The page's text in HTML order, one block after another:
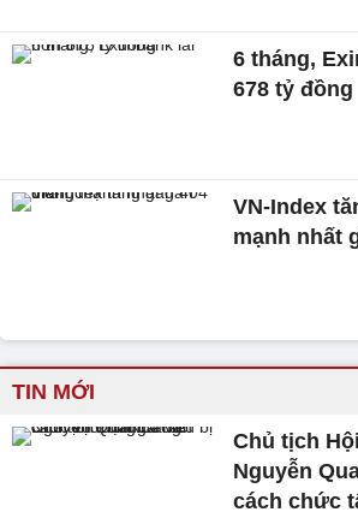
6 tháng,
678 tỷ đồng
VN-Index
mạnh nhất
TIN MỚI
Chủ tịch
Nguyễn
cách chức